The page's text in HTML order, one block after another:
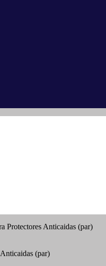
Protectores Anticaidas (par)
(par)